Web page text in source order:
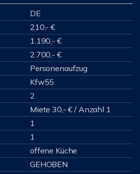
DE
210,- €
1.190,- €
2.700,- €
Personenaufzug
Kfw55
2
Miete 30,- € / Anzahl 1
1
1
offene Küche
GEHOBEN